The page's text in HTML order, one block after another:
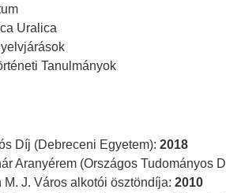
Uralica
Tanulmányok
Díj (Debreceni Egyetem): 2018
Aranyérem (Országos Tudományos
M. J. Város alkotói ösztöndíja: 2010